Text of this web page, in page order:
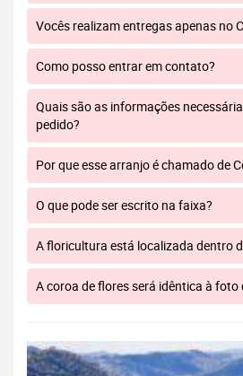
Vocês realizam entregas apenas no
Como posso entrar em contato?
Quais são as informações
pedido?
Por que esse arranjo é chamado de
O que pode ser escrito na faixa?
A floricultura está localizada dentro
A coroa de flores será idêntica à foto